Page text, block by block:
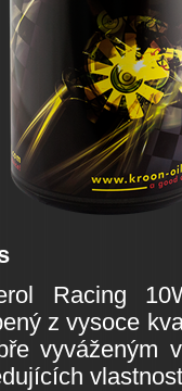
Racing
z vysoce
vyváženým